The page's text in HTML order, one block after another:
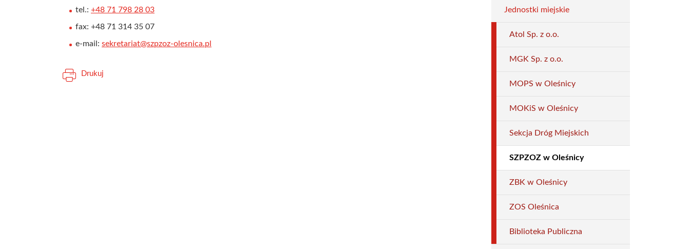
tel.: +48 71 798 28 03
fax: +48 71 314 35 07
e-mail: sekretariat@szpzoz-olesnica.pl
Drukuj
Jednostki miejskie
Atol Sp. z o.o.
MGK Sp. z o.o.
MOPS w Oleśnicy
MOKiS w Oleśnicy
Sekcja Dróg Miejskich
SZPZOZ w Oleśnicy
ZBK w Oleśnicy
ZOS Oleśnica
Biblioteka Publiczna